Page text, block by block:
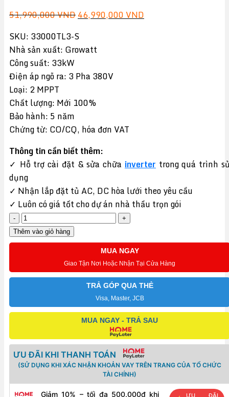
51,990,000VNDGiá
là:
51,990,000 VND.
46,990,000VND
SKU: 33000TL3-S
Nhà sản xuất: Growatt
Công suất: 33kW
Điện áp ngõ ra: 3 Pha 380V
Loại: 2 MPPT
Chất lượng: Mới 100%
Bảo hành: 5 năm
Chứng từ: CO/CQ, hóa đơn VAT
Thông tin cần biết thêm:
✓ Hỗ trợ cài đặt & sửa chữa invertertrong quá trình
dụng
✓ Nhận lắp đặt tủ AC, DC hòa lưới theo yêu cầu
✓ Luôn có giá tốt cho dự án nhà thầu trọn gói
Inverter
hòa
lưới
33000TL3-
3
380V
số
lượng
Thêm vào giỏ hàng
MUA NGAY
Giao Tận Nơi Hoặc Nhận Tại Cửa Hàng
TRẢ GÓP QUA THẺ
Visa, Master, JCB
MUA NGAY - TRẢ SAU
ƯU ĐÃI KHI THANH TOÁN
(SỬ DỤNG KHI XÁC NHẬN KHOẢN VAY TRÊN TRANG CỦA TỔ CHỨC
TÀI CHÍNH)
Giảm 10% – tối đa 500.000đ khi